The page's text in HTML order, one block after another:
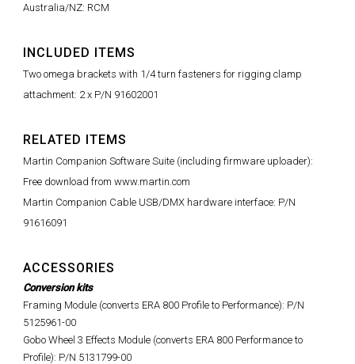
Australia/NZ: RCM
INCLUDED ITEMS
Two omega brackets with 1/4 turn fasteners for rigging clamp
attachment: 2 x P/N 91602001
RELATED ITEMS
Martin Companion Software Suite (including firmware uploader):
Free download from www.martin.com
Martin Companion Cable USB/DMX hardware interface: P/N
91616091
ACCESSORIES
Conversion kits
Framing Module (converts ERA 800 Profile to Performance): P/N
5125961-00
Gobo Wheel 3 Effects Module (converts ERA 800 Performance to
Profile): P/N 5131799-00